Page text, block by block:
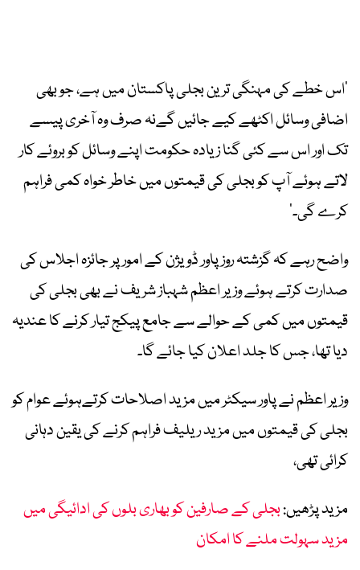
’اس خطے کی مہنگی ترین بجلی پاکستان میں ہے، جو بھی
اضافی وسائل اکٹھے کیے جائیں گےنہ صرف وہ آخری پیسے
تک اور اس سے کئی گنا زیادہ حکومت اپنے وسائل کو بروئے کار
لاتے ہوئے آپ کو بجلی کی قیمتوں میں خاطر خواہ کمی فراہم
کرے گی۔‘
واضح رہے کہ گزشتہ روز پاور ڈویژن کے امور پر جائزہ اجلاس کی
صدارت کرتے ہوئے وزیر اعظم شہباز شریف نے بھی بجلی کی
قیمتوں میں کمی کے حوالے سے جامع پیکج تیار کرنے کا عندیہ
دیا تھا، جس کا جلد اعلان کیا جائے گا۔
وزیر اعظم نے پاور سیکٹر میں مزید اصلاحات کرتےہوئے عوام کو
بجلی کی قیمتوں میں مزید ریلیف فراہم کرنے کی یقین دہانی
کرائی تھی،
مزید پڑھیں:بجلی کے صارفین کو بھاری بلوں کی ادائیگی میں
مزید سہولت ملنے کا امکان